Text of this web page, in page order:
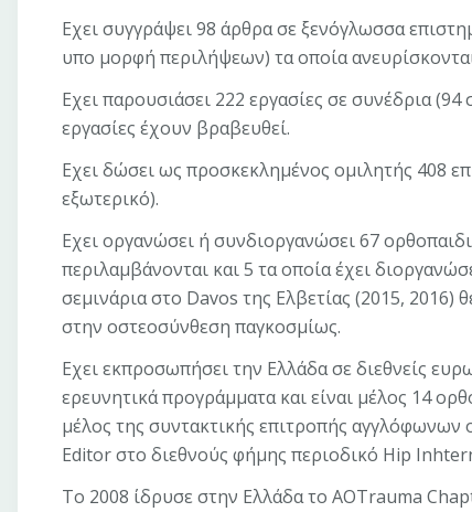
Εχει συγγράψει 98 άρθρα σε ξενόγλωσσα
υπο μορφή περιλήψεων) τα οποία
Εχει παρουσιάσει 222 εργασίες σε συνέδρια
εργασίες έχουν βραβευθεί.
Εχει δώσει ως προσκεκλημένος ομιλητής 408
εξωτερικό).
Εχει οργανώσει ή συνδιοργανώσει 67
περιλαμβάνονται και 5 τα οποία έχει
σεμινάρια στο Davos της Ελβετίας (2015,
στην οστεοσύνθεση παγκοσμίως.
Εχει εκπροσωπήσει την Ελλάδα σε διεθνείς
ερευνητικά προγράμματα και είναι μέλος 14
μέλος της συντακτικής επιτροπής αγγλόφωνων
Editor στο διεθνούς φήμης περιοδικό Hip
Το 2008 ίδρυσε στην Ελλάδα το ΑΟΤrauma